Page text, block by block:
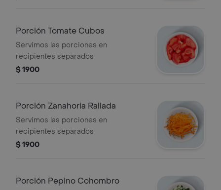
Porción Tomate Cubos
Servimos las porciones en
recipientes separados
$ 1900
Porción Zanahoria Rallada
Servimos las porciones en
recipientes separados
$ 1900
Porción Pepino Cohombro